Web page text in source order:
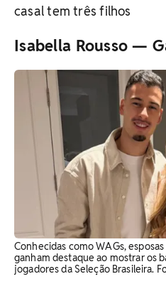
casal tem três filhos
Isabella Rousso —
Conhecidas como WAGs,
ganham destaque ao mostrar os
jogadores da Seleção Brasileira.